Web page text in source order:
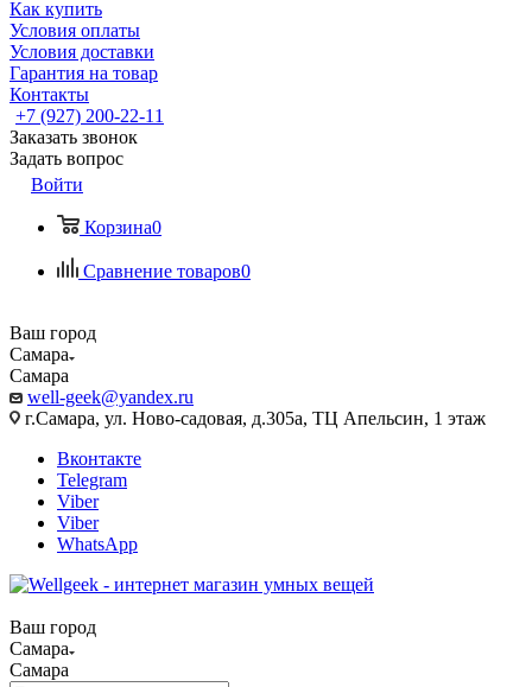
Как купить
Условия оплаты
Условия доставки
Гарантия на товар
Контакты
+7 (927) 200-22-11
Заказать звонок
Задать вопрос
Войти
Корзина0
Сравнение товаров0
Ваш город
Самара
Самара
well-geek@yandex.ru
г.Самара, ул. Ново-садовая, д.305а, ТЦ Апельсин, 1 этаж
Вконтакте
Telegram
Viber
Viber
WhatsApp
Ваш город
Самара
Самара